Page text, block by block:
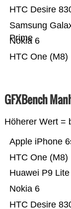
HTC One (M8)
Nokia 6
Samsung
Prime
HTC Desire
GFXBench
Höherer Wert =
HTC Desire
Nokia 6
Huawei P9 Lite
HTC One (M8)
Apple iPhone